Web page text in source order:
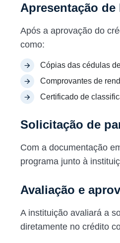
Apresentação de
Após a aprovação do
como:
Cópias das cédulas
Comprovantes de
Certificado de
Solicitação de
Com a documentação
programa junto à
Avaliação e
A instituição avaliará a
diretamente no crédito